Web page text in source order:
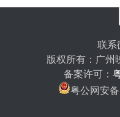
联系
版权所有：广州
备案许可：
粤公网安备